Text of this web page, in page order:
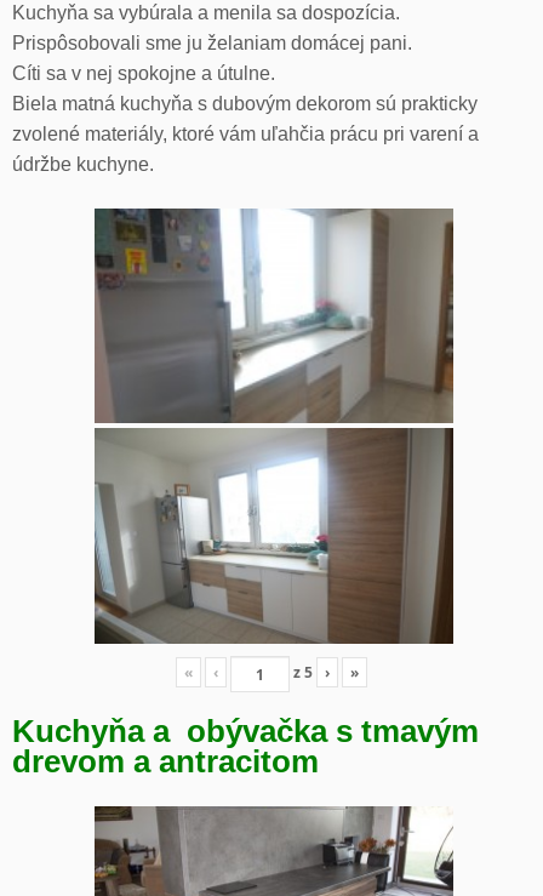
Kuchyňa sa vybúrala a menila sa dospozícia.
Prispôsobovali sme ju želaniam domácej pani.
Cíti sa v nej spokojne a útulne.
Biela matná kuchyňa s dubovým dekorom sú prakticky
zvolené materiály, ktoré vám uľahčia prácu pri varení a
údržbe kuchyne.
« ‹ z5 › »
Kuchyňa a obývačka s tmavým
drevom a antracitom